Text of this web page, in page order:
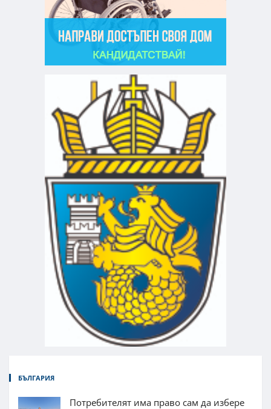
БЪЛГАРИЯ
Потребителят има право сам да избере